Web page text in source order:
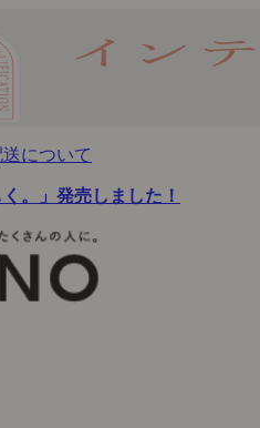
について
。」発売しました！